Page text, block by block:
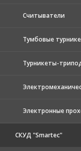
Считыватели
Тумбовые
Турникеты-
Электронные
СКУД "Smartec"